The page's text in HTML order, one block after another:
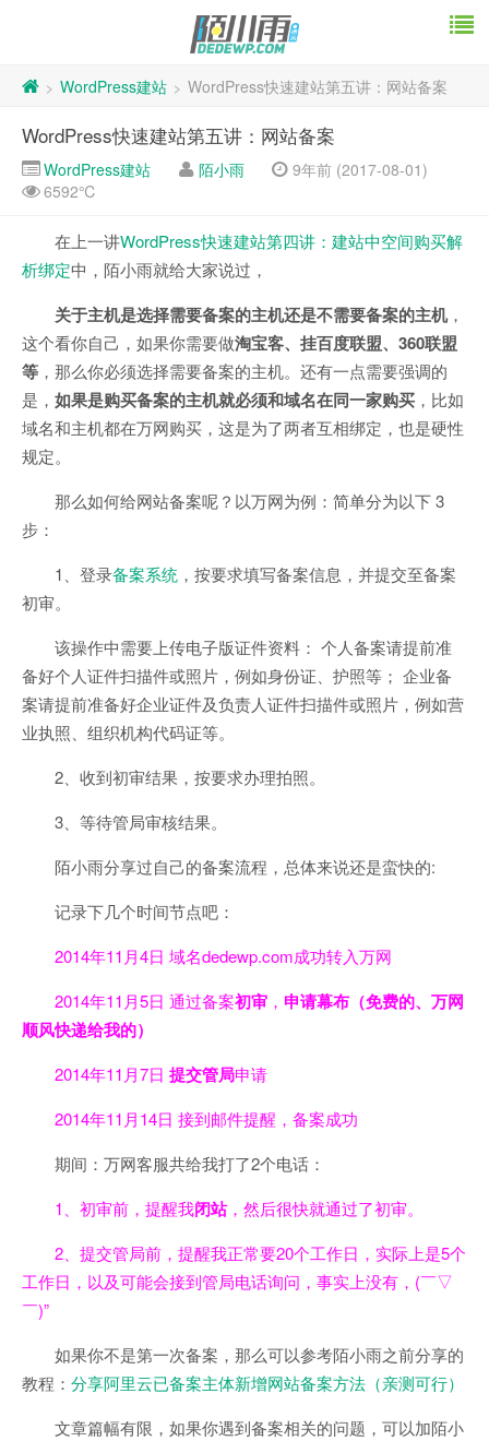
> WordPress建站 > WordPress快速建站第五讲：网站备案
WordPress快速建站第五讲：网站备案
WordPress建站 陌小雨
9年前 (2017-08-01)
6592℃
在上一讲WordPress快速建站第四讲：建站中空间购买解
析绑定中，陌小雨就给大家说过，
关于主机是选择需要备案的主机还是不需要备案的主机，
这个看你自己，如果你需要做淘宝客、挂百度联盟、360联盟
等 ，那么你必须选择需要备案的主机。还有一点需要强调的
是， 如果是购买备案的主机就必须和域名在同一家购买 ，比如
域名和主机都在万网购买，这是为了两者互相绑定，也是硬性
规定。
那么如何给网站备案呢？以万网为例：简单分为以下 3
步：
1、登录备案系统 ，按要求填写备案信息，并提交至备案
初审。
该操作中需要上传电子版证件资料： 个人备案请提前准
备好个人证件扫描件或照片，例如身份证、护照等； 企业备
案请提前准备好企业证件及负责人证件扫描件或照片，例如营
业执照、组织机构代码证等。
2、收到初审结果，按要求办理拍照。
3、等待管局审核结果。
陌小雨分享过自己的备案流程，总体来说还是蛮快的:
记录下几个时间节点吧：
2014年11月4日 域名dedewp.com成功转入万网
2014年11月5日 通过备案初审 ， 申请幕布（免费的、万网
顺风快递给我的）
2014年11月7日 提交管局申请
2014年11月14日 接到邮件提醒，备案成功
期间：万网客服共给我打了2个电话：
1、初审前，提醒我闭站，然后很快就通过了初审。
2、提交管局前，提醒我正常要20个工作日，实际上是5个
工作日，以及可能会接到管局电话询问，事实上没有，(￣▽
￣)”
如果你不是第一次备案，那么可以参考陌小雨之前分享的
教程： 分享阿里云已备案主体新增网站备案方法（亲测可行）
文章篇幅有限，如果你遇到备案相关的问题，可以加陌小